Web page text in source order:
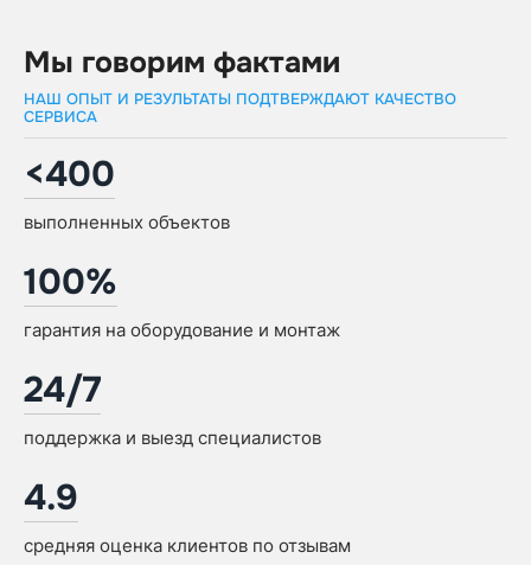
Мы говорим фактами
НАШ ОПЫТ И РЕЗУЛЬТАТЫ ПОДТВЕРЖДАЮТ КАЧЕСТВО
СЕРВИСА
<400
выполненных объектов
100%
гарантия на оборудование и монтаж
24/7
поддержка и выезд специалистов
4.9
средняя оценка клиентов по отзывам